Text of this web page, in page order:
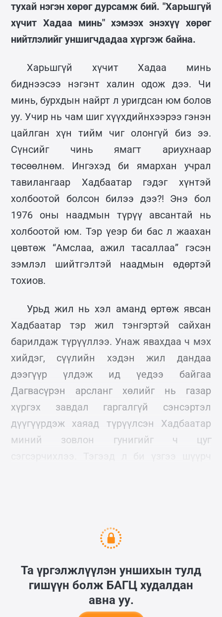
тухай нэгэн хөрөг дурсамж бий. "Харьшгүй
хүчит Хадаа минь" хэмээх энэхүү хөрөг
нийтлэлийг уншигчдадаа хүргэж байна.
Харьшгүй хүчит Хадаа минь
биднээсээ нэгэнт халин одож дээ. Чи
минь, бурхдын найрт л уригдсан юм болов
уу. Учир нь чам шиг хүүхдийнхээрээ гэнэн
цайлган хүн тийм чиг олонгүй биз ээ.
Сүнсийг чинь ямагт ариухнаар
төсөөлнөм. Ингэхэд би ямархан учрал
тавилангаар Хадбаатар гэдэг хүнтэй
холбоотой болсон билээ дээ?! Энэ бол
1976 оны наадмын түрүү авсантай нь
холбоотой юм. Тэр үеэр би бас л жаахан
цөвтөж “Амслаа, ажил тасаллаа” гэсэн
зэмлэл шийтгэлтэй наадмын өдөртэй
тохиов.
Урьд жил нь хэл аманд өртөж явсан
Хадбаатар тэр жил тэнгэртэй сайхан
барилдаж түрүүллээ. Унаж явахдаа ч мэх
хийдэг, сүүлийн хэдэн жил дандаа
дээгүүр үлдэж ид үедээ байгаа
Дагвасүрэн арсланг хөлийг нь газар
хүргэх завдал гаргалгүй сэнсэртэл
дүүгүүрдэж хаяад түрүүлсэн Хадбаатар
миний зовлон гунигийг ч цуг
Та үргэлжлүүлэн уншихын тулд
гишүүн болж БАГЦ худалдан
авна уу.